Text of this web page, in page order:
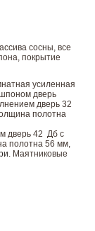
сосны, все
покрытие
усиленная
дверь
дверь 32
полотна
дверь 42 Дб с
полотна 56 мм,
. Маятниковые